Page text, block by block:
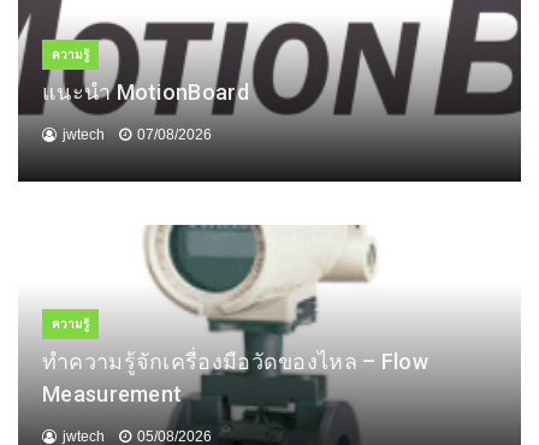
ความรู้
แนะนำ MotionBoard
jwtech 07/08/2026
ความรู้
ทำความรู้จักเครื่องมือวัดของไหล – Flow
Measurement
jwtech 05/08/2026